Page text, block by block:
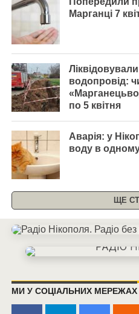
Марганці 7
водопровід:
по 5 квітня
Аварія: у
воду в
ЩЕ
МИ У СОЦІАЛЬНИХ МЕРЕЖАХ